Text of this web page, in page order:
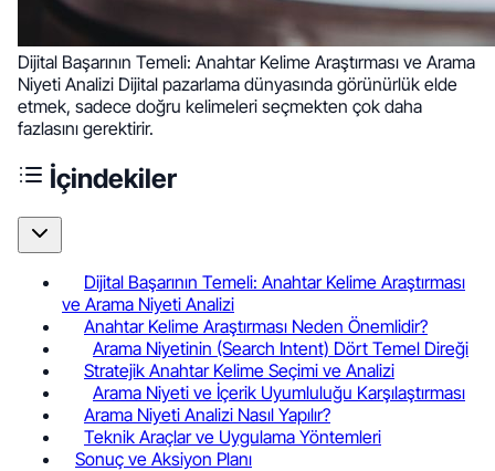
Dijital Başarının Temeli: Anahtar Kelime Araştırması ve Arama
Niyeti Analizi Dijital pazarlama dünyasında görünürlük elde
etmek, sadece doğru kelimeleri seçmekten çok daha
fazlasını gerektirir.
İçindekiler
Dijital Başarının Temeli: Anahtar Kelime Araştırması
ve Arama Niyeti Analizi
Anahtar Kelime Araştırması Neden Önemlidir?
Arama Niyetinin (Search Intent) Dört Temel Direği
Stratejik Anahtar Kelime Seçimi ve Analizi
Arama Niyeti ve İçerik Uyumluluğu Karşılaştırması
Arama Niyeti Analizi Nasıl Yapılır?
Teknik Araçlar ve Uygulama Yöntemleri
Sonuç ve Aksiyon Planı